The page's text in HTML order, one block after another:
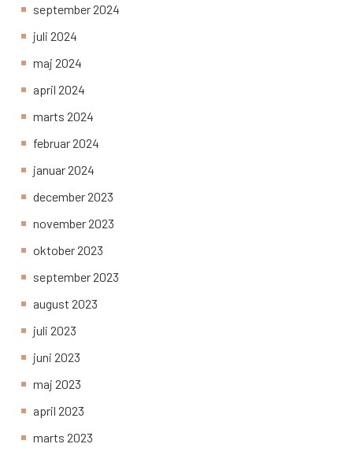
september 2024
juli 2024
maj 2024
april 2024
marts 2024
februar 2024
januar 2024
december 2023
november 2023
oktober 2023
september 2023
august 2023
juli 2023
juni 2023
maj 2023
april 2023
marts 2023